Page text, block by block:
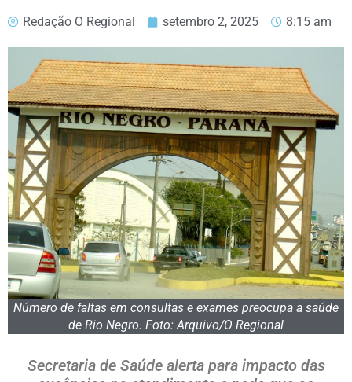
Redação O Regional setembro 2, 2025 8:15 am
Número de faltas em consultas e exames preocupa a saúde
de Rio Negro. Foto: Arquivo/O Regional
Secretaria de Saúde alerta para impacto das